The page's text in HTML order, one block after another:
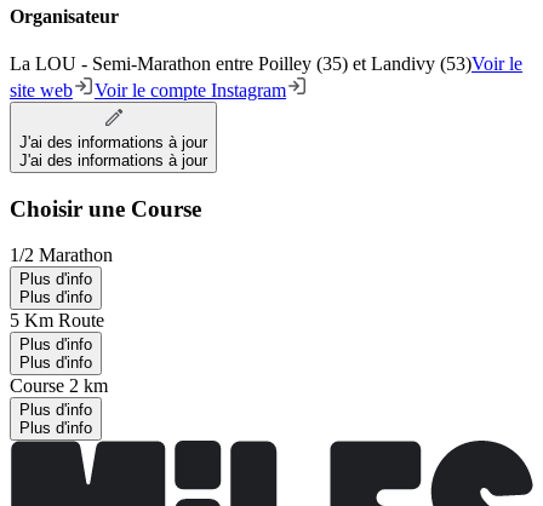
Organisateur
La LOU - Semi-Marathon entre Poilley (35) et Landivy (53)Voir le
site web
Voir le compte Instagram
J'ai des informations à jour
J'ai des informations à jour
Choisir une Course
1/2 Marathon
Plus d'info
Plus d'info
5 Km Route
Plus d'info
Plus d'info
Course 2 km
Plus d'info
Plus d'info